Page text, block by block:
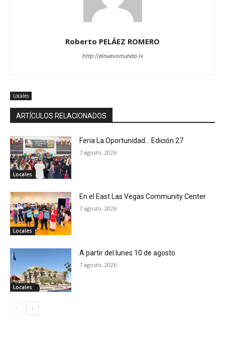
Roberto PELÁEZ ROMERO
http://elnuevomundo.lv
Locales
ARTÍCULOS RELACIONADOS
Locales
Feria La Oportunidad… Edición 27
7 agosto, 2026
Locales
En el East Las Vegas Community Center
7 agosto, 2026
Locales
A partir del lunes 10 de agosto
7 agosto, 2026